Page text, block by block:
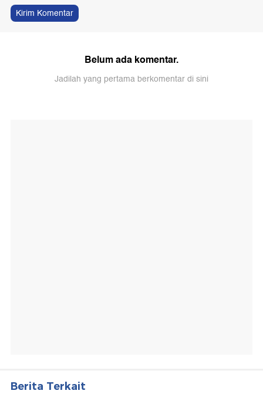
Kirim Komentar
Belum ada komentar.
Jadilah yang pertama berkomentar di sini
Berita Terkait